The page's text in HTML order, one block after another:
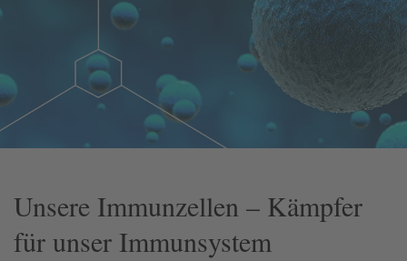
Unsere Immunzellen – Kämpfer
für unser Immunsystem